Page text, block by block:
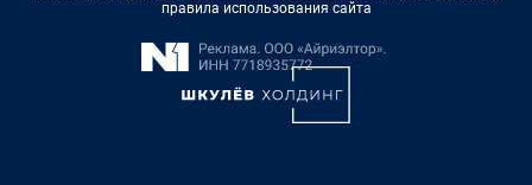
правила использования сайта